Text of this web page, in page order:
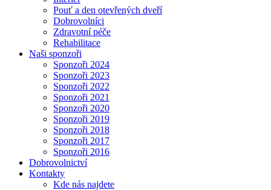
Pouť a den otevřených dveří
Dobrovolníci
Zdravotní péče
Rehabilitace
Naši sponzoři
Sponzoři 2024
Sponzoři 2023
Sponzoři 2022
Sponzoři 2021
Sponzoři 2020
Sponzoři 2019
Sponzoři 2018
Sponzoři 2017
Sponzoři 2016
Dobrovolnictví
Kontakty
Kde nás najdete